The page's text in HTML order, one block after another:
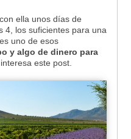
ella unos días de
4, los suficientes para una
uno de esos
y algo de dinero para
interesa este post.